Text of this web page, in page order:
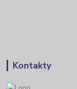
Kontakty